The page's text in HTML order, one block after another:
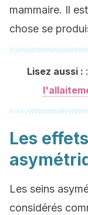
mammaire. Il
chose se
Lisez aussi : :
Les
Les seins
considérés